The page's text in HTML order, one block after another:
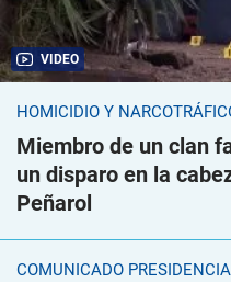
VIDEO
HOMICIDIO Y
Miembro de un clan
un disparo en la
Peñarol
COMUNICADO PRESIDENCIA